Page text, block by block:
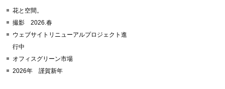
花と空間。
撮影 2026.春
ウェブサイトリニューアルプロジェクト進
行中
オフィスグリーン市場
2026年 謹賀新年